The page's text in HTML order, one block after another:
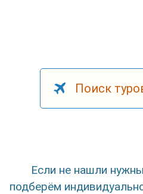
Поиск
Если не нашли
подберём